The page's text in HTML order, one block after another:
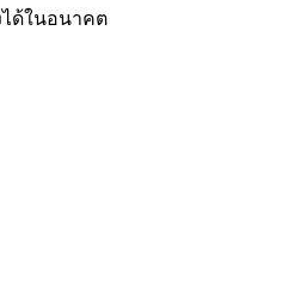
ได้ในอนาคต